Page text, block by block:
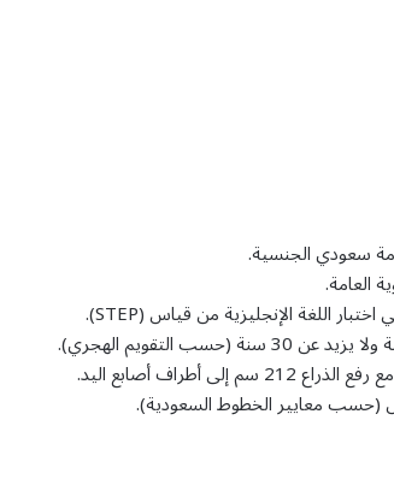
سعودي الجنسية.
العامة.
أطراف أصابع اليد.
(حسب معايير الخطوط السعودية).